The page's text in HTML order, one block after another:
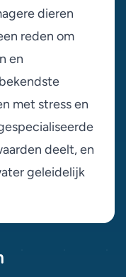
dieren
reden om
en
met stress en
deelt, en
geleidelijk